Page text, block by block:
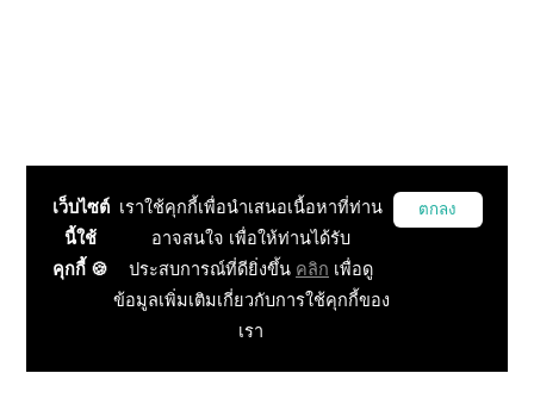
เว็บไซต์
นี้ใช้
คุกกี้ 🍪
เราใช้คุกกี้เพื่อนำเสนอเนื้อหาที่ท่าน
อาจสนใจ เพื่อให้ท่านได้รับ
ประสบการณ์ที่ดียิ่งขึ้น คลิก เพื่อดู
ข้อมูลเพิ่มเติมเกี่ยวกับการใช้คุกกี้ของ
เรา
ตกลง